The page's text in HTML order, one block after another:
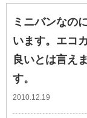
ミニバンなの
います。エコ
良いとは言え
す。
2010.12.19